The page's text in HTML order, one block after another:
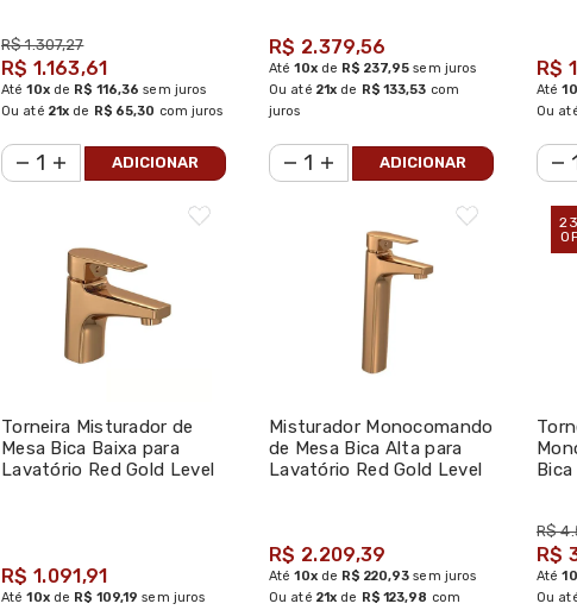
R$ 1.307,27
R$ 1.163,61
Até10xde R$ 116,36 sem juros
Ou até 21x de R$ 65,30 com juros
ADICIONAR
R$ 2.379,56
Até10xde R$ 237,95 sem juros
Ou até 21x de R$ 133,53 com
juros
ADICIONAR
R$
Até
Ou
Torneira Misturador de
Mesa Bica Baixa para
Lavatório Red Gold Level
R$ 1.091,91
Até10xde R$ 109,19 sem juros
Misturador Monocomando
de Mesa Bica Alta para
Lavatório Red Gold Level
R$ 2.209,39
Até10xde R$ 220,93 sem juros
Ou até 21x de R$ 123,98 com
R$
R$
Até
Ou